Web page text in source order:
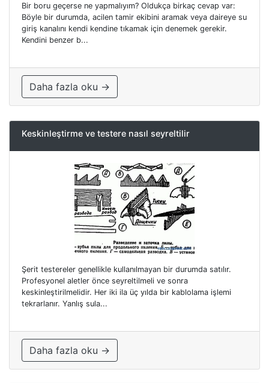
Bir boru geçerse ne yapmalıyım? Oldukça birkaç cevap var:
Böyle bir durumda, acilen tamir ekibini aramak veya daireye su
giriş kanalını kendi kendine tıkamak için denemek gerekir.
Kendini benzer b...
Daha fazla oku →
Keskinleştirme ve testere nasıl seyreltilir
Şerit testereler genellikle kullanılmayan bir durumda satılır.
Profesyonel aletler önce seyreltilmeli ve sonra
keskinleştirilmelidir. Her iki ila üç yılda bir kablolama işlemi
tekrarlanır. Yanlış sula...
Daha fazla oku →